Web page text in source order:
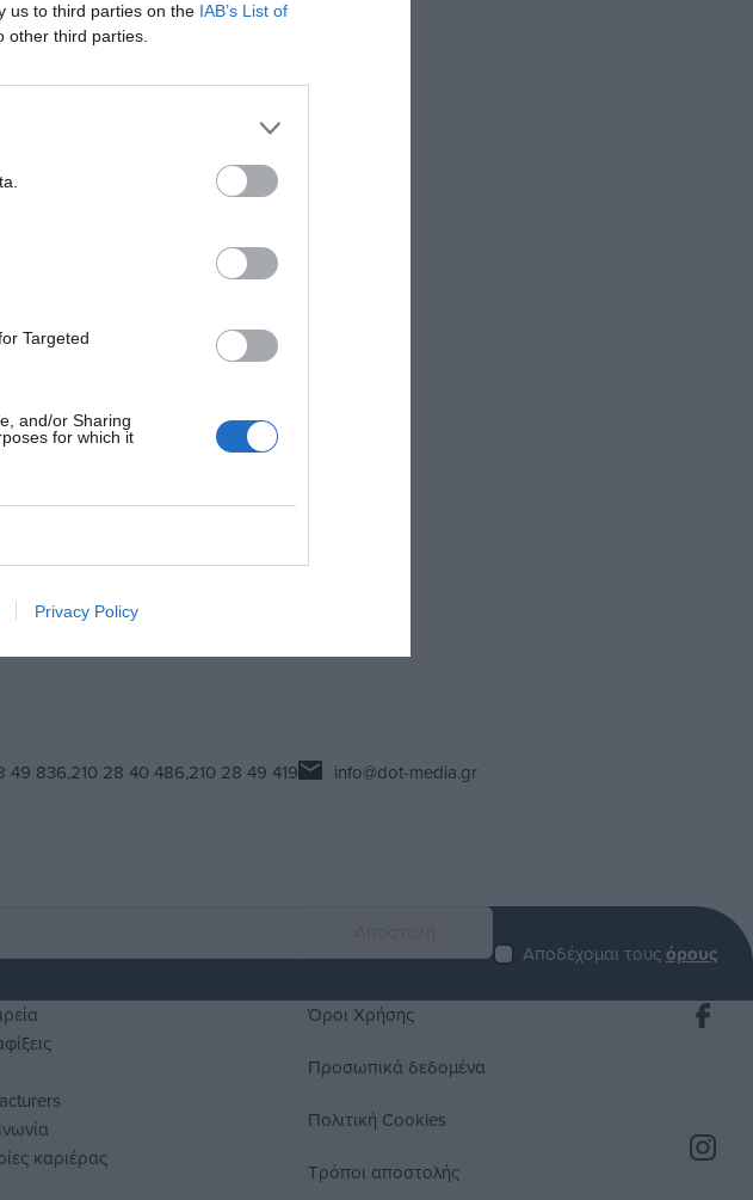
us to third parties on the IAB’s List of
other third parties.
Targeted
and/or Sharing
for which it
Privacy Policy
49 836,210 28 40 486,210 28 49 419 info@dot-media.gr
Αποδέχομαι τουςόρους
καριέρας
Όροι Χρήσης
Προσωπικά δεδομένα
Πολιτική Cookies
Τρόποι αποστολής